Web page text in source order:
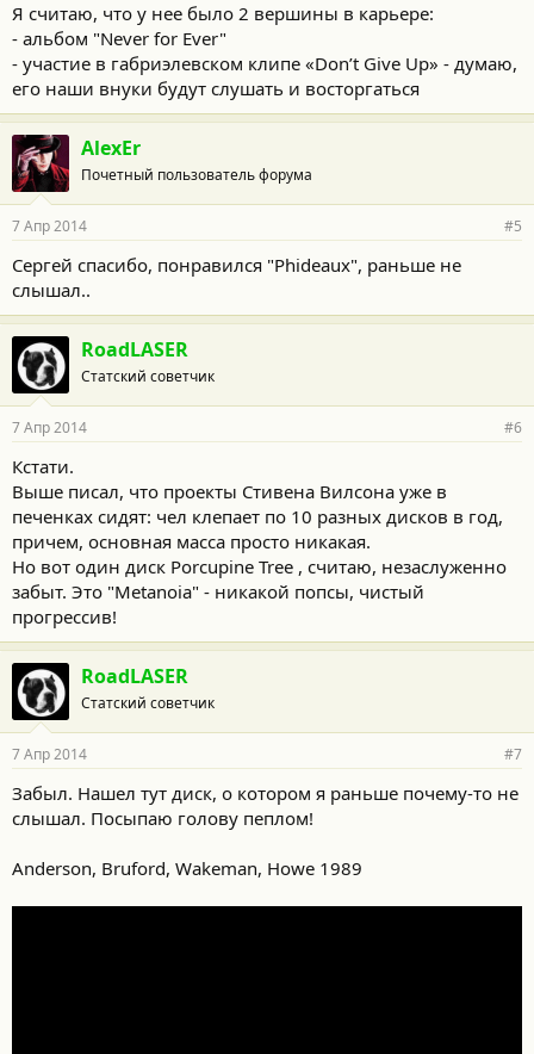
Я считаю, что у нее было 2 вершины в карьере:
- альбом "Never for Ever"
- участие в габриэлевском клипе «Don’t Give Up» - думаю,
его наши внуки будут слушать и восторгаться
AlexEr
Почетный пользователь форума
7 Апр 2014 #5
Сергей спасибо, понравился "Phideaux", раньше не
слышал..
RoadLASER
Статский советчик
7 Апр 2014 #6
Кстати.
Выше писал, что проекты Стивена Вилсона уже в
печенках сидят: чел клепает по 10 разных дисков в год,
причем, основная масса просто никакая.
Но вот один диск Porcupine Tree , считаю, незаслуженно
забыт. Это "Metanoia" - никакой попсы, чистый
прогрессив!
RoadLASER
Статский советчик
7 Апр 2014 #7
Забыл. Нашел тут диск, о котором я раньше почему-то не
слышал. Посыпаю голову пеплом!
Anderson, Bruford, Wakeman, Howe 1989